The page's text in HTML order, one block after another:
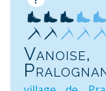
Vanoise,